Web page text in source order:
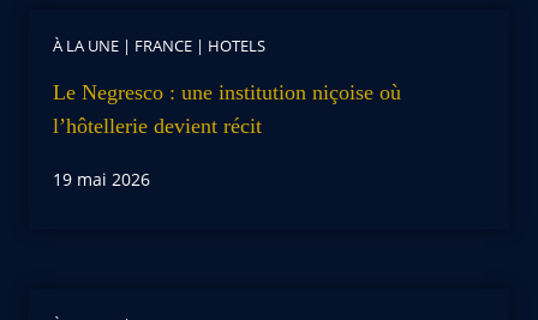
À LA UNE | FRANCE | HOTELS
Le Negresco : une institution niçoise où
l’hôtellerie devient récit
19 mai 2026